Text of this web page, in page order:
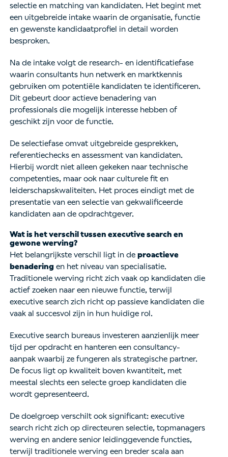
selectie en matching van kandidaten. Het begint met
een uitgebreide intake waarin de organisatie, functie
en gewenste kandidaatprofiel in detail worden
besproken.
Na de intake volgt de research- en identificatiefase
waarin consultants hun netwerk en marktkennis
gebruiken om potentiële kandidaten te identificeren.
Dit gebeurt door actieve benadering van
professionals die mogelijk interesse hebben of
geschikt zijn voor de functie.
De selectiefase omvat uitgebreide gesprekken,
referentiechecks en assessment van kandidaten.
Hierbij wordt niet alleen gekeken naar technische
competenties, maar ook naar culturele fit en
leiderschapskwaliteiten. Het proces eindigt met de
presentatie van een selectie van gekwalificeerde
kandidaten aan de opdrachtgever.
Wat is het verschil tussen executive search en
gewone werving?
Het belangrijkste verschil ligt in deproactieve
benadering en het niveau van specialisatie.
Traditionele werving richt zich vaak op kandidaten die
actief zoeken naar een nieuwe functie, terwijl
executive search zich richt op passieve kandidaten die
vaak al succesvol zijn in hun huidige rol.
Executive search bureaus investeren aanzienlijk meer
tijd per opdracht en hanteren een consultancy-
aanpak waarbij ze fungeren als strategische partner.
De focus ligt op kwaliteit boven kwantiteit, met
meestal slechts een selecte groep kandidaten die
wordt gepresenteerd.
De doelgroep verschilt ook significant: executive
search richt zich op directeuren selectie, topmanagers
werving en andere senior leidinggevende functies,
terwijl traditionele werving een breder scala aan